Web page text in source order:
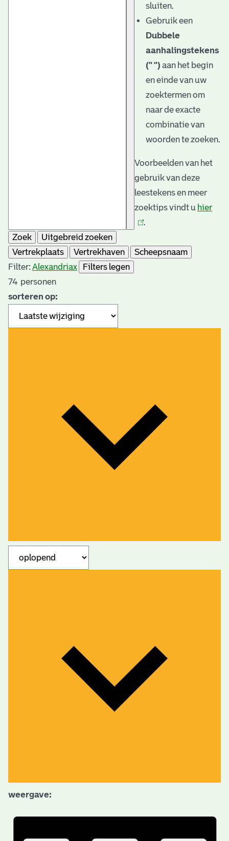
sluiten.
Gebruik een
Dubbele
aanhalingstekens
(" ") aan het begin
en einde van uw
zoektermen om
naar de exacte
combinatie van
woorden te zoeken.
Voorbeelden van het
gebruik van deze
leestekens en meer
zoektips vindt u hier
.
Zoek
Uitgebreid zoeken
Vertrekplaats
Vertrekhaven
Scheepsnaam
Filter: Alexandriax
Filters legen
74 personen
sorteren op:
weergave: